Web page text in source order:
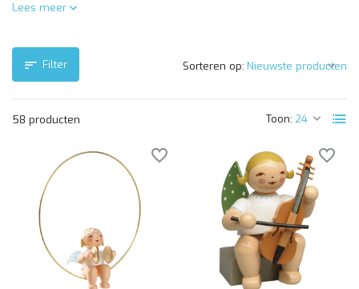
Lees meer
Filter
58 producten Toon:
Sorteren op: